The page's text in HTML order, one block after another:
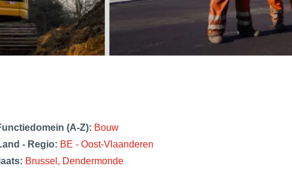
(A-Z): Bouw
- Regio: BE - Oost-Vlaanderen
Brussel
Dendermonde